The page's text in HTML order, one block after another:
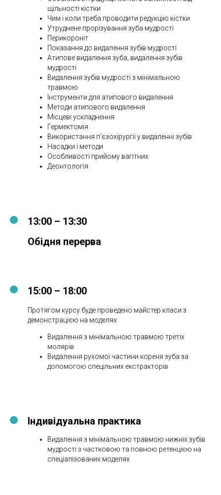
щільності кістки
Чим і коли треба проводити редукцію кістки
Утруднене прорізування зуба мудрості
Перикороніт
Показання до видалення зубів мудрості
Атипове видалення зуба, видалення зубів
мудрості
Видалення зубів мудрості з мінімальною
травмою
Інструменти для атипового видалення
Методи атипового видалення
Місцеві ускладнення
Гермектомія
Використання п'єзохірургії у видаленні зубів
Насадки і методи
Особливості прийому вагітних
Деонтологія
13:00 – 13:30
Обідня перерва
15:00 – 18:00
Протягом курсу буде проведено майстер класи з
демонстрацією на моделях
Видалення з мінімальною травмою третіх
молярів
Видалення рухомої частини кореня зуба за
допомогою спецільних екстракторів
Індивідуальна практика
Видалення з мінімальною травмою нижніх зубів
мудрості з частковою та повною ретенцією на
спеціалізованих моделях